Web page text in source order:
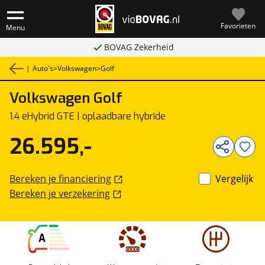
Menu Favorieten
BOVAG Zekerheid
| Auto's>Volkswagen>Golf
Volkswagen Golf
1.4 eHybrid GTE | oplaadbare hybride
A
26.595,-
Bereken je financiering
Bereken je verzekering
Vergelijk